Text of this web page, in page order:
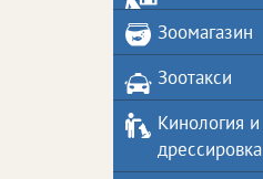
Зоомагазин
Зоотакси
Кинология и
дрессировка